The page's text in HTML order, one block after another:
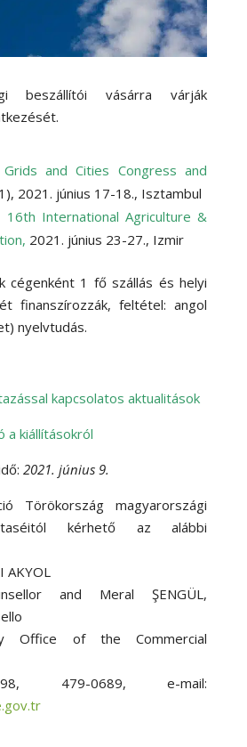
beszállítói vásárra várják
and Cities Congress and
2021. június 17-18., Isztambul
16th International Agriculture &
, 2021. június 23-27., Izmir
cégenként 1 fő szállás és helyi
finanszírozzák, feltétel: angol
nyelvtudás.
kapcsolatos aktualitások
a kiállításokról
2021. június 9.
Törökország magyarországi
kérhető az alábbi
AKYOL
and Meral ŞENGÜL,
Office of the Commercial
479-0689, e-mail: